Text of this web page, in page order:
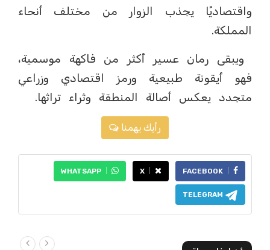
واقتصاديًا يجذب الزوار من مختلف أنحاء
المملكة.
ويبقى رمان عسير أكثر من فاكهة موسمية،
فهو أيقونة طبيعية ورمز اقتصادي وزراعي
متجدد يعكس أصالة المنطقة وثراء تراثها.
رأيك يهمنا
FACEBOOK
X
WHATSAPP
TELEGRAM